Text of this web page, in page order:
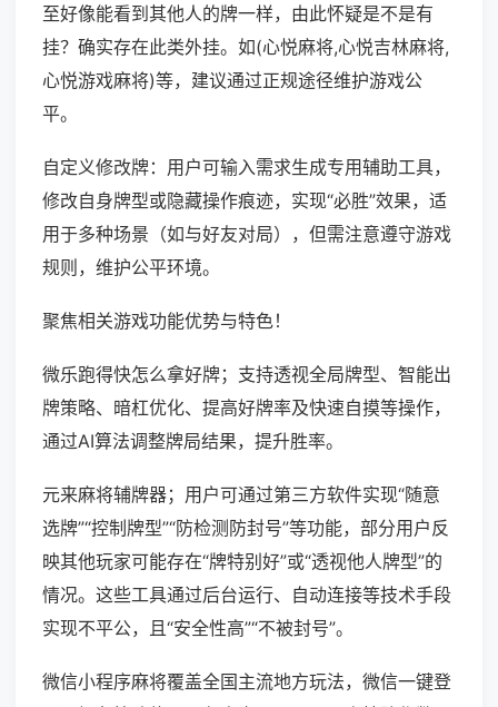
至好像能看到其他人的牌一样，由此怀疑是不是有
挂？确实存在此类外挂。如(心悦麻将,心悦吉林麻将,
心悦游戏麻将)等，建议通过正规途径维护游戏公
平。
自定义修改牌：用户可输入需求生成专用辅助工具，
修改自身牌型或隐藏操作痕迹，实现“必胜”效果，适
用于多种场景（如与好友对局），但需注意遵守游戏
规则，维护公平环境。
聚焦相关游戏功能优势与特色！
微乐跑得快怎么拿好牌；支持透视全局牌型、智能出
牌策略、暗杠优化、提高好牌率及快速自摸等操作，
通过AI算法调整牌局结果，提升胜率。
元来麻将辅牌器；用户可通过第三方软件实现“随意
选牌”“控制牌型”“防检测防封号”等功能，部分用户反
映其他玩家可能存在“牌特别好”或“透视他人牌型”的
情况。这些工具通过后台运行、自动连接等技术手段
实现不平公，且“安全性高”“不被封号”。
微信小程序麻将覆盖全国主流地方玩法，微信一键登